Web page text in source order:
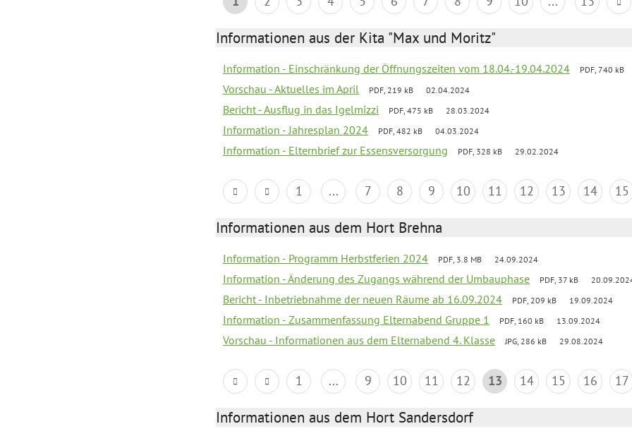
Informationen aus der Kita "Max und Moritz"
Information - Einschränkung der Öffnungszeiten vom 18.04.-19.04.2024 PDF, 740 kB
Vorschau - Aktuelles im April PDF, 219 kB 02.04.2024
Bericht - Ausflug in das Igelmizzi PDF, 475 kB 28.03.2024
Information - Jahresplan 2024 PDF, 482 kB 04.03.2024
Information - Elternbrief zur Essensversorgung PDF, 328 kB 29.02.2024
1 ... 7 8 9 10 11 12 13 14 15
Informationen aus dem Hort Brehna
Information - Programm Herbstferien 2024 PDF, 3.8 MB 24.09.2024
Information - Änderung des Zugangs während der Umbauphase PDF, 37 kB
Bericht - Inbetriebnahme der neuen Räume ab 16.09.2024 PDF, 209 kB 19.09.2024
Information - Zusammenfassung Elternabend Gruppe 1 PDF, 160 kB 13.09.2024
Vorschau - Informationen aus dem Elternabend 4. Klasse JPG, 286 kB 29.08.2024
1 ... 9 10 11 12 13 14 15 16 17
Informationen aus dem Hort Sandersdorf